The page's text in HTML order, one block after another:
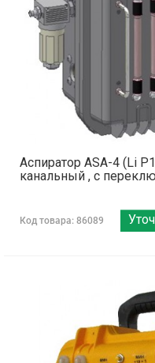
Аспиратор ASA-4 (Li
канальный , с
Код товара: 86089